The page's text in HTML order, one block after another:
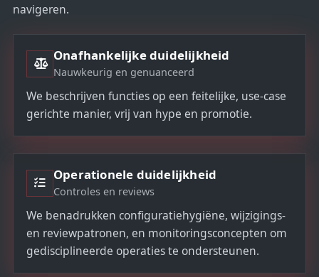
navigeren.
Onafhankelijke duidelijkheid
Nauwkeurig en genuanceerd
We beschrijven functies op een feitelijke, use-case
gerichte manier, vrij van hype en promotie.
Operationele duidelijkheid
Controles en reviews
We benadrukken configuratiehygiëne, wijzigings-
en reviewpatronen, en monitoringsconcepten om
gedisciplineerde operaties te ondersteunen.